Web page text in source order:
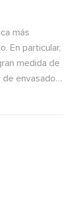
más
En particular,
medida de
de envasado.
estado